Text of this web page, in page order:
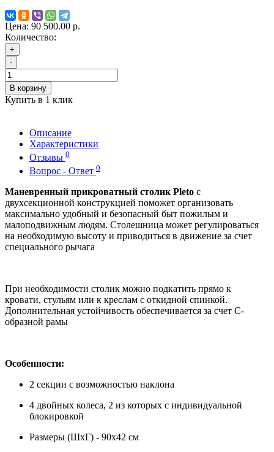
Цена: 90 500.00 р.
Количество:
+
-
В корзину
Купить в 1 клик
Описание
Характеристики
Отзывы 0
Вопрос - Ответ 0
Маневренный прикроватный столик Pleto с
двухсекционной конструкцией поможет организовать
максимально удобный и безопасный быт пожилым и
малоподвижным людям. Столешница может регулироваться
на необходимую высоту и приводиться в движение за счет
специального рычага
При необходимости столик можно подкатить прямо к
кровати, стульям или к креслам с откидной спинкой.
Дополнительная устойчивость обеспечивается за счет С-
образной рамы
Особенности:
2 секции с возможностью наклона
4 двойных колеса, 2 из которых с индивидуальной
блокировкой
Размеры (ШхГ) - 90х42 см